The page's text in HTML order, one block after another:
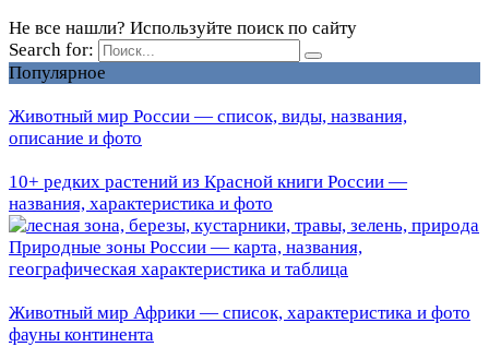
Не все нашли? Используйте поиск по сайту
Search for:
Популярное
Животный мир России — список, виды, названия,
описание и фото
10+ редких растений из Красной книги России —
названия, характеристика и фото
Природные зоны России — карта, названия,
географическая характеристика и таблица
Животный мир Африки — список, характеристика и фото
фауны континента